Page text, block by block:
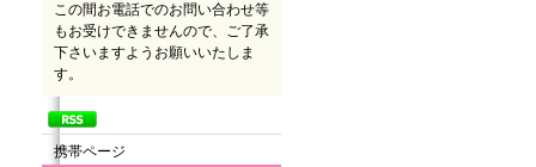
この間お電話でのお問い合わせ等
もお受けできませんので、ご了承
下さいますようお願いいたしま
す。
携帯ページ